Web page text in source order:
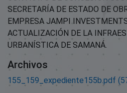
SECRETARÍA DE ESTADO DE
EMPRESA JAMPI
ACTUALIZACIÓN DE LA
URBANÍSTICA DE SAMANÁ.
Archivos
155_159_expediente155b.pdf